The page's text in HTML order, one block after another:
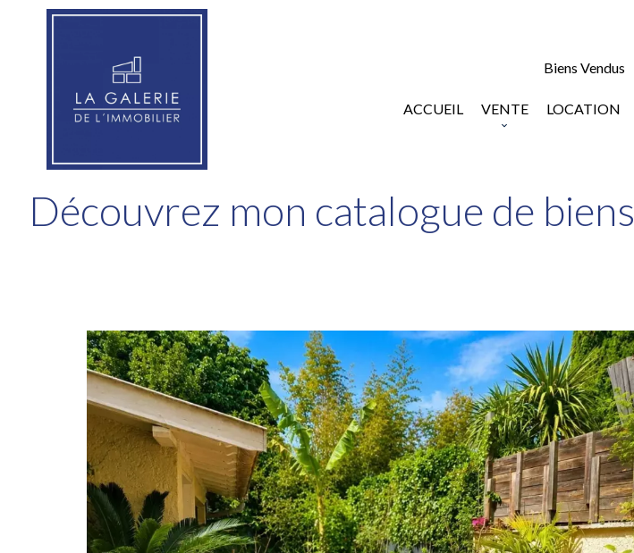
Biens Vendus
ACCUEIL VENTE LOCATION
Découvrez mon catalogue de biens